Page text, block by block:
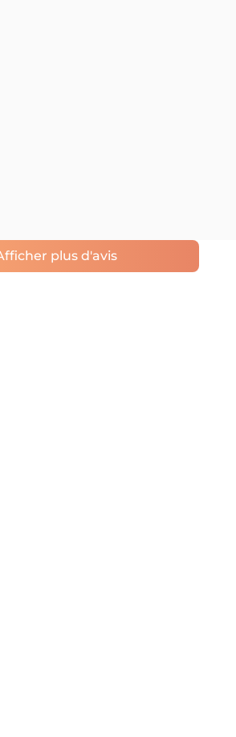
plus d'avis